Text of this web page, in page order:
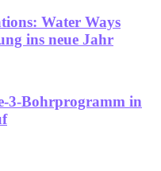
Water Ways
ins neue Jahr
3-Bohrprogramm in